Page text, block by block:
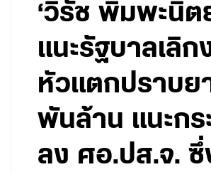
‘วิรัช พิมพะนิต
แนะรัฐบาลเลิก
หัวแตกปราบย
พันล้าน แนะกร
ลง ศอ.ปส.จ. ซึ่